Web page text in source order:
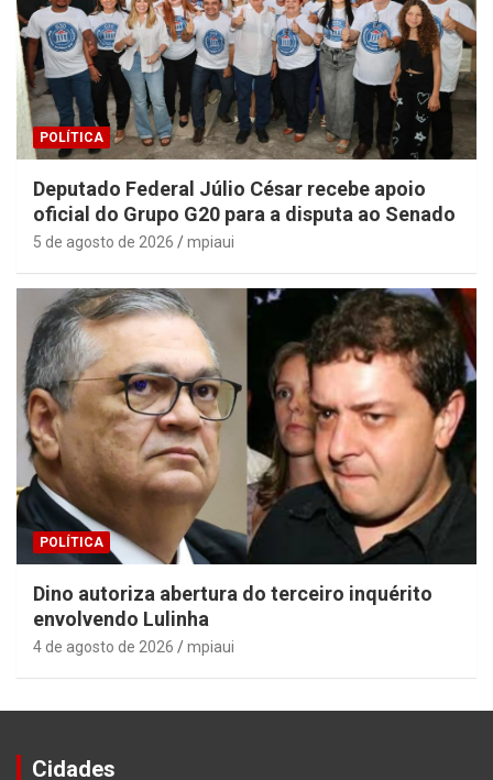
POLÍTICA
Deputado Federal Júlio César recebe apoio
oficial do Grupo G20 para a disputa ao Senado
5 de agosto de 2026 mpiaui
POLÍTICA
Dino autoriza abertura do terceiro inquérito
envolvendo Lulinha
4 de agosto de 2026 mpiaui
Cidades